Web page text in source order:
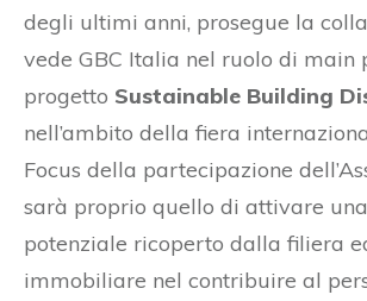
degli ultimi anni, prosegue la
vede GBC Italia nel ruolo di main
progetto Sustainable Building
nell’ambito della fiera
Focus della partecipazione
sarà proprio quello di attivare
potenziale ricoperto dalla filiera
immobiliare nel contribuire al